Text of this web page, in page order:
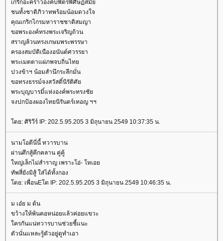
เกริกอะคร้าวองค์บพิตรพิศิษฏ์สมั
ชนทั้งชาติภิวาทพร้อมน้อมดวงใจ
คุณเกริกไกรมหาราชชาติสมญา
ขอพระองค์ทรงพระเจริญถ้วน
สราญล้วนทรงเกษมพระพรรษา
ครองสมบัติเนืองอนันต์ศวรรยา
พระเมตตาแผ่ภพจบถิ่นไท
ปวงข้าฯ น้อมสำนึกระลึกมั่น
ขอทรงธรรม์จงสวัสดิ์นิรัติศั
พระบุญบารมิ์แห่งองค์พระทรงชั
จงปกป้องผองไทยนิรันดร์เทอญ ฯฯ
ดย: ศิริวีร์ IP: 202.5.95.205 3 มิถุนายน 2549 10:37:35 น.
นามโอตีนี่นี้ ทวารบาน
ผ่านศึกสู้คึกคลาน คู่คู้
หญ่เล็กไม่สำราญ เพราะโอ่- โหเอ
ทัพสี่ยังมิสู้ ใส่ได้ทั้งกอง
ดย: เพื่อนEโต IP: 202.5.95.205 3 มิถุนายน 2549 10:46:35 น.
ม เอ๋ย ม ต้น
ขว้างให้พ้นคอหน่อยแล้วค่อยแขวะ
ครกันแน่ทวารบานช่วยชี้แนะ
ตัวนั่นแหละรู้ตัวอยู่ดูทำเอา